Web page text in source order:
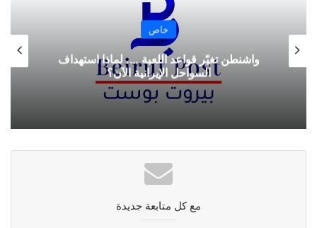
خاص
واشنطن تغيّر قواعد اللعبة …. لماذا استهداف
السواحل الإيرانية الآن؟
مع كل متابعة جديدة